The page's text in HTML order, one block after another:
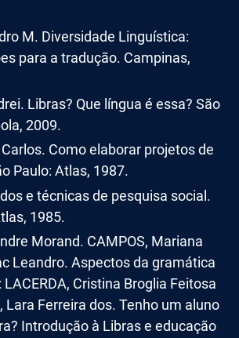
M. Diversidade Linguística:
para a tradução. Campinas,
Libras? Que língua é essa? São
2009.
Como elaborar projetos de
Paulo: Atlas, 1987.
e técnicas de pesquisa social.
1985.
Morand. CAMPOS, Mariana
Leandro. Aspectos da gramática
Cristina Broglia Feitosa
Lara Ferreira dos. Tenho um aluno
Introdução à Libras e educação